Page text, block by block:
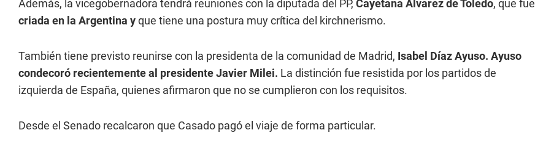
Además, la vicegobernadora tendrá reuniones con la diputada del PP, Cayetana Álvarez de Toledo, que fue
criada en la Argentina yque tiene una postura muy crítica del kirchnerismo.
También tiene previsto reunirse con la presidenta de la comunidad de Madrid, Isabel Díaz Ayuso. Ayuso
condecoró recientemente al presidente Javier Milei. La distinción fue resistida por los partidos de
izquierda de España, quienes afirmaron que no se cumplieron con los requisitos.
Desde el Senado recalcaron que Casado pagó el viaje de forma particular.